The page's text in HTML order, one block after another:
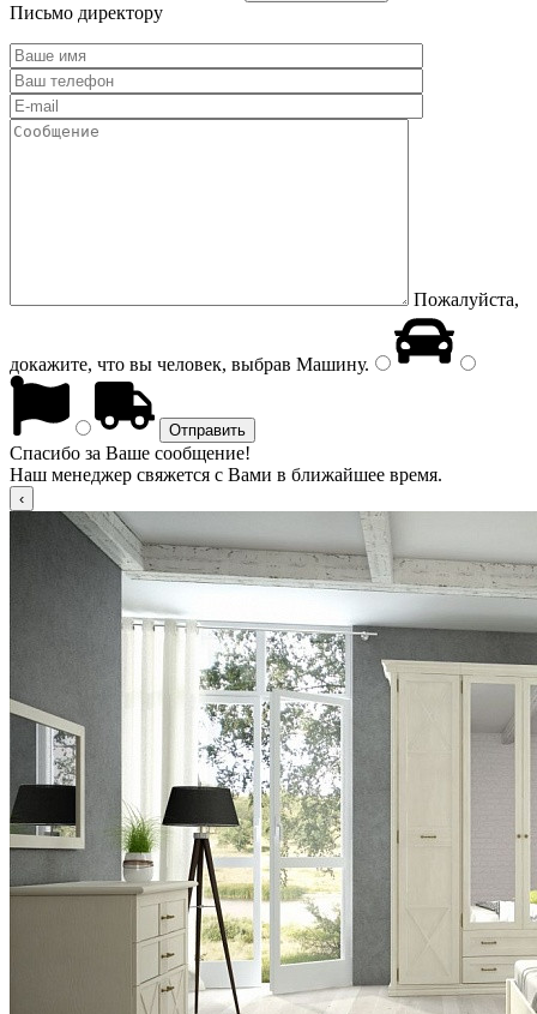
Письмо директору
Пожалуйста,
докажите, что вы человек, выбрав Машину.
Спасибо за Ваше сообщение!
Наш менеджер свяжется с Вами в ближайшее время.